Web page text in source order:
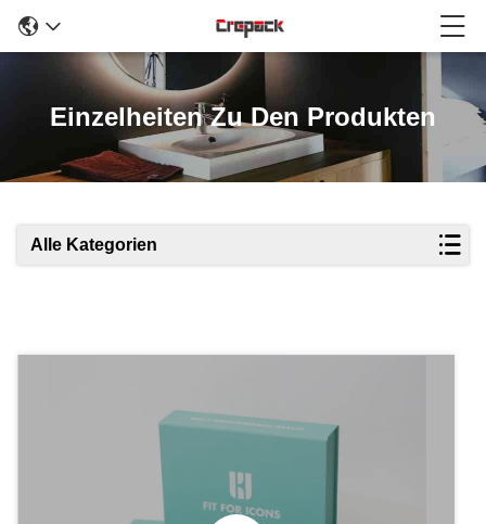
Einzelheiten Zu Den Produkten
Alle Kategorien